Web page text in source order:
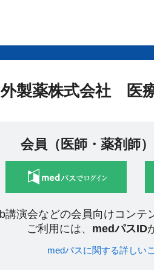
製薬株式会社 医
会員（医師・薬剤師
講演会などの会員向けコンテ
ご利用には、 medパスID
medパスに関する詳しい